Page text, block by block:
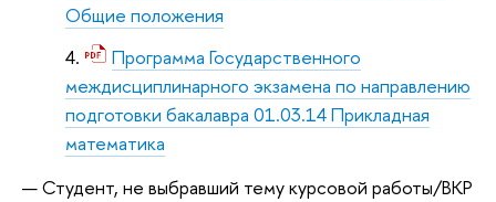
Общие положения
Программа Государственного
междисциплинарного экзамена по направлению
подготовки бакалавра 01.03.14 Прикладная
математика
Студент, не выбравший тему курсовой работы/ВКР